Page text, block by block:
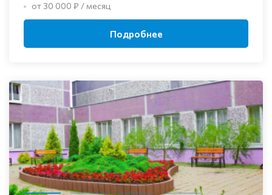
от 30 000 ₽ / месяц
Подробнее